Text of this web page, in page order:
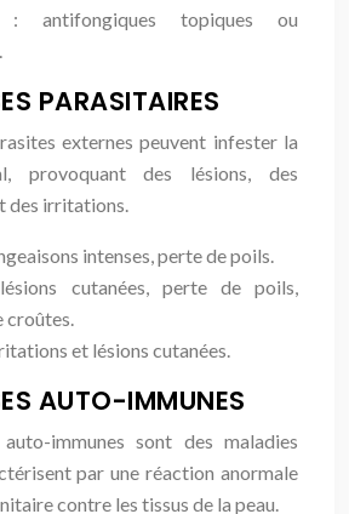
: antifongiques topiques ou
PARASITAIRES
externes peuvent infester la
provoquant des lésions, des
des irritations.
intenses, perte de poils.
cutanées, perte de poils,
croûtes.
et lésions cutanées.
AUTO-IMMUNES
immunes sont des maladies
par une réaction anormale
contre les tissus de la peau.